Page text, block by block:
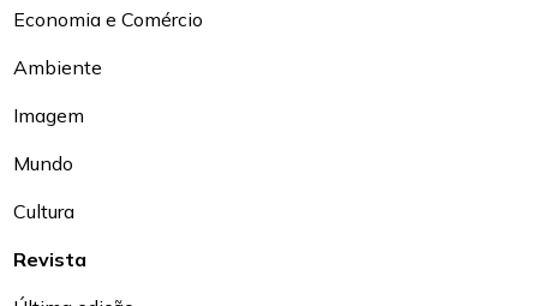
Economia e Comércio
Ambiente
Imagem
Mundo
Cultura
Revista